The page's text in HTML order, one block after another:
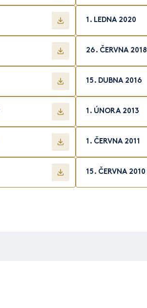
1. LEDNA 2020
26. ČERVNA 2018
15. DUBNA 2016
1. ÚNORA 2013
1. ČERVNA 2011
15. ČERVNA 2010